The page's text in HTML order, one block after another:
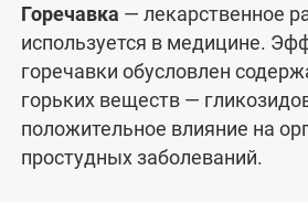
Горечавка — лекарственное
используется в медицине.
горечавки обусловлен
горьких веществ —
положительное влияние на
простудных заболеваний.